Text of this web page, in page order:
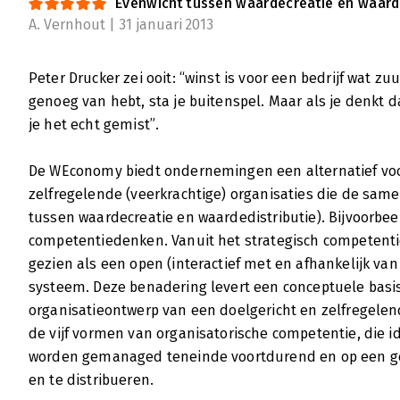
toelichting op de achterzijde van het boek
tot stand gekomen door bijdrages van 30
Lees verder
Evenwicht tussen waardecreatie en
A. Vernhout | 31 januari 2013
Peter Drucker zei ooit: “winst is voor een bedrijf wat
genoeg van hebt, sta je buitenspel. Maar als je denkt
je het echt gemist”.
De WEconomy biedt ondernemingen een alternatief
zelfregelende (veerkrachtige) organisaties die de
tussen waardecreatie en waardedistributie).
competentiedenken. Vanuit het strategisch
gezien als een open (interactief met en afhankelijk
systeem. Deze benadering levert een conceptuele
organisatieontwerp van een doelgericht en
de vijf vormen van organisatorische competentie, die
worden gemanaged teneinde voortdurend en op een
en te distribueren.